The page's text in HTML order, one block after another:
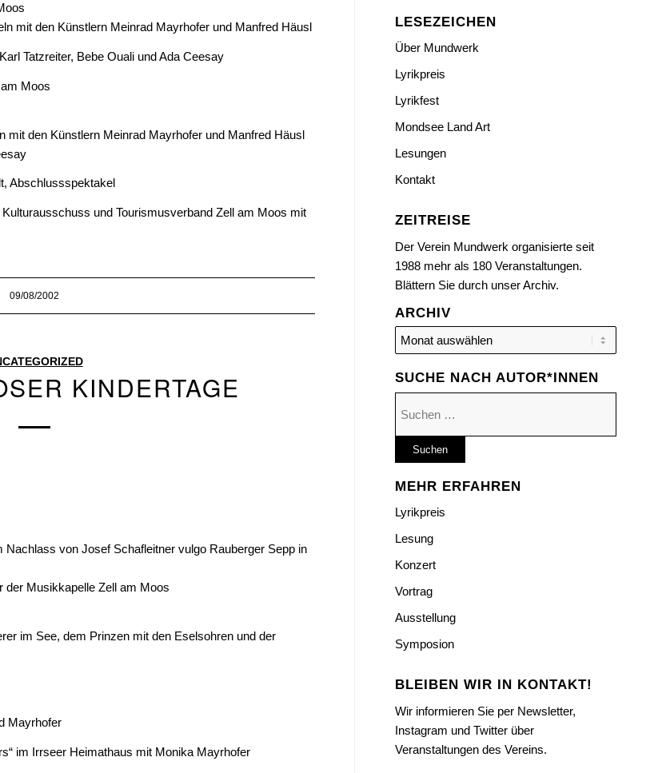
mit den Künstlern Meinrad Mayrhofer und Manfred Häusl
Tatzreiter, Bebe Ouali und Ada Ceesay
Moos
mit den Künstlern Meinrad Mayrhofer und Manfred Häusl
Abschlussspektakel
und Tourismusverband Zell am Moos mit
09/08/2002
KINDERTAGE
Nachlass von Josef Schafleitner vulgo Rauberger Sepp in
der Musikkapelle Zell am Moos
im See, dem Prinzen mit den Eselsohren und der
Mayrhofer
im Irrseer Heimathaus mit Monika Mayrhofer
LESEZEICHEN
Über Mundwerk
Lyrikpreis
Lyrikfest
Mondsee Land Art
Lesungen
Kontakt
ZEITREISE
Der Verein Mundwerk organisierte seit
1988 mehr als 180 Veranstaltungen.
Blättern Sie durch unser Archiv.
ARCHIV
SUCHE NACH AUTOR*INNEN
MEHR ERFAHREN
Lyrikpreis
Lesung
Konzert
Vortrag
Ausstellung
Symposion
BLEIBEN WIR IN KONTAKT!
Wir informieren Sie per Newsletter,
Instagram und Twitter über
Veranstaltungen des Vereins.